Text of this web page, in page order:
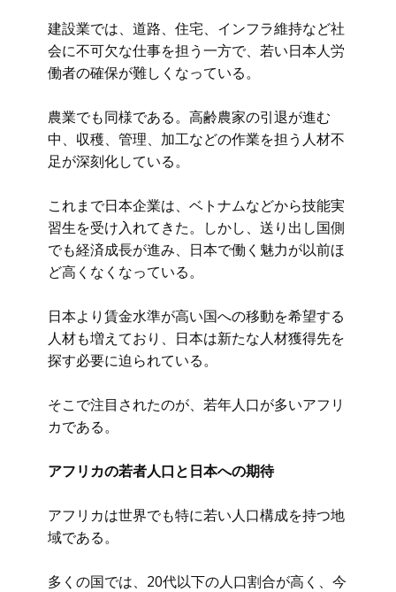
建設業では、道路、住宅、インフラ維持など社
会に不可欠な仕事を担う一方で、若い日本人労
働者の確保が難しくなっている。
農業でも同様である。高齢農家の引退が進む
中、収穫、管理、加工などの作業を担う人材不
足が深刻化している。
これまで日本企業は、ベトナムなどから技能実
習生を受け入れてきた。しかし、送り出し国側
でも経済成長が進み、日本で働く魅力が以前ほ
ど高くなくなっている。
日本より賃金水準が高い国への移動を希望する
人材も増えており、日本は新たな人材獲得先を
探す必要に迫られている。
そこで注目されたのが、若年人口が多いアフリ
カである。
アフリカの若者人口と日本への期待
アフリカは世界でも特に若い人口構成を持つ地
域である。
多くの国では、20代以下の人口割合が高く、今